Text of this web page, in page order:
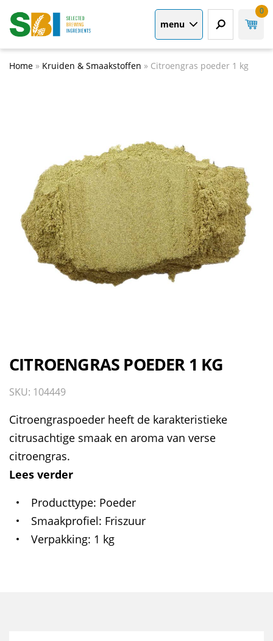
menu
0
Home » Kruiden & Smaakstoffen » Citroengras poeder 1 kg
CITROENGRAS POEDER 1 KG
SKU: 104449
Citroengraspoeder heeft de karakteristieke
citrusachtige smaak en aroma van verse
citroengras.
Lees verder
Producttype Poeder
Smaakprofiel Friszuur
Verpakking 1 kg